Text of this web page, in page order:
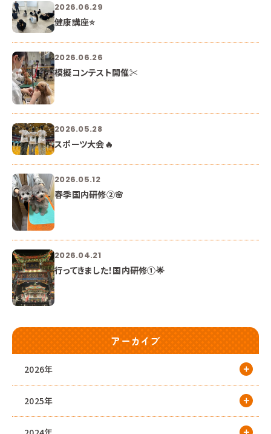
2026.06.29
健康講座⭐
2026.06.26
模擬コンテスト開催✂
2026.05.28
スポーツ大会🔥
2026.05.12
春季国内研修②🌸
2026.04.21
行ってきました！国内研修①🌟
アーカイブ
2026年
2025年